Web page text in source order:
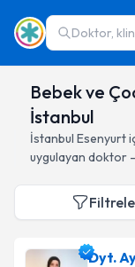
Doktor,
Bebek ve
İstanbul
İstanbul Esenyurt
uygulayan doktor
Filtrele
Dyt.